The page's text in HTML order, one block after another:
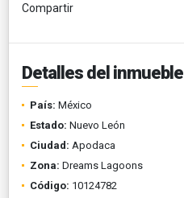
Compartir
Detalles del inmueble
País: México
Estado: Nuevo León
Ciudad: Apodaca
Zona: Dreams Lagoons
Código: 10124782